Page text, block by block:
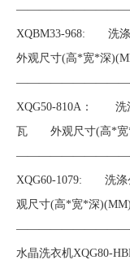
XQBM33-968: 洗涤
外观尺寸(高*宽*深
XQG50-810A： 洗涤
瓦 外观尺寸(高*宽*
XQG60-1079: 洗涤
观尺寸(高*宽*深)(MM)
水晶洗衣机XQG80-